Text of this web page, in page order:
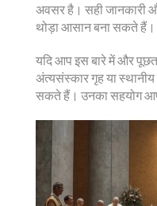
अवसर है। सही जानकारी
थोड़ा आसान बना सकते हैं।
यदि आप इस बारे में और
अंत्यसंस्कार गृह या
सकते हैं। उनका सहयोग आप